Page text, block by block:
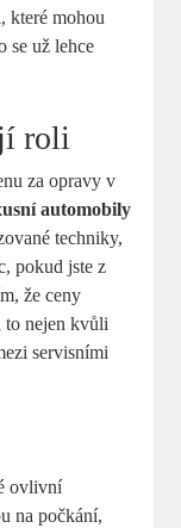
které mohou
se už lehce
roli
za opravy v
automobily
techniky,
pokud jste z
že ceny
to nejen kvůli
servisními
ovlivní
na počkání,